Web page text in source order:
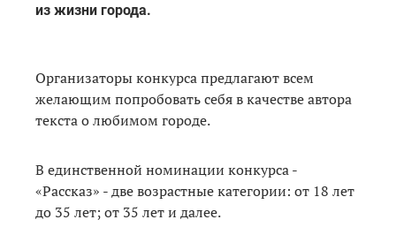
из жизни города.
Организаторы конкурса предлагают всем
желающим попробовать себя в качестве автора
текста о любимом городе.
В единственной номинации конкурса -
«Рассказ» - две возрастные категории: от 18 лет
до 35 лет; от 35 лет и далее.